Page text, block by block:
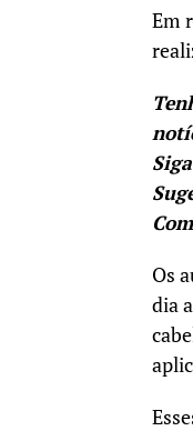
Em
Os
dia